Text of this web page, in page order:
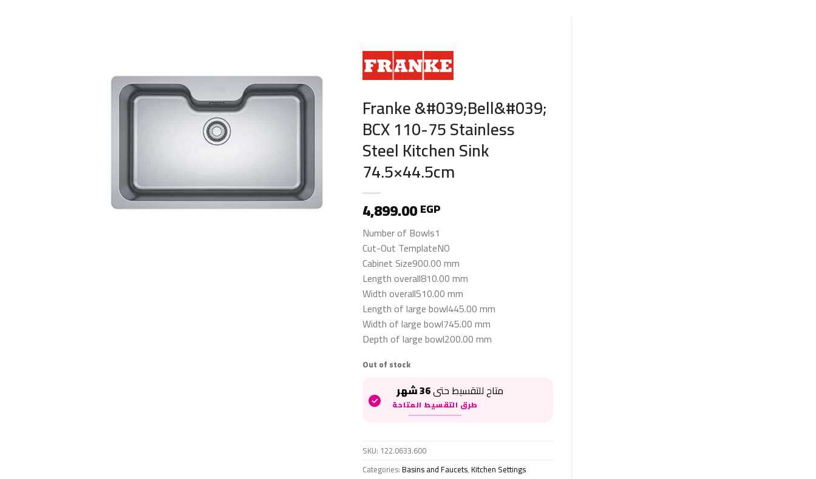
Franke &#039;Bell&#039;
BCX 110-75 Stainless
Steel Kitchen Sink
74.5×44.5cm
4,899.00EGP
Number of Bowls1
Cut-Out TemplateNO
Cabinet Size900.00 mm
Length overall810.00 mm
Width overall510.00 mm
Length of large bowl445.00 mm
Width of large bowl745.00 mm
Depth of large bowl200.00 mm
Out of stock
متاح للتقسيط حتى36 شهر
طرق التقسيط المتاحة
SKU: 122.0633.600
Categories:Basins and Faucets,Kitchen Settings